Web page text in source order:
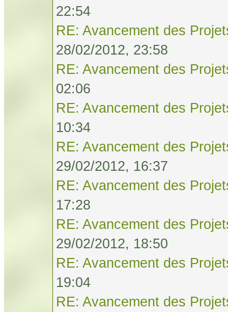
22:54
RE: Avancement des
28/02/2012, 23:58
RE: Avancement des
02:06
RE: Avancement des
10:34
RE: Avancement des
29/02/2012, 16:37
RE: Avancement des
17:28
RE: Avancement des
29/02/2012, 18:50
RE: Avancement des
19:04
RE: Avancement des